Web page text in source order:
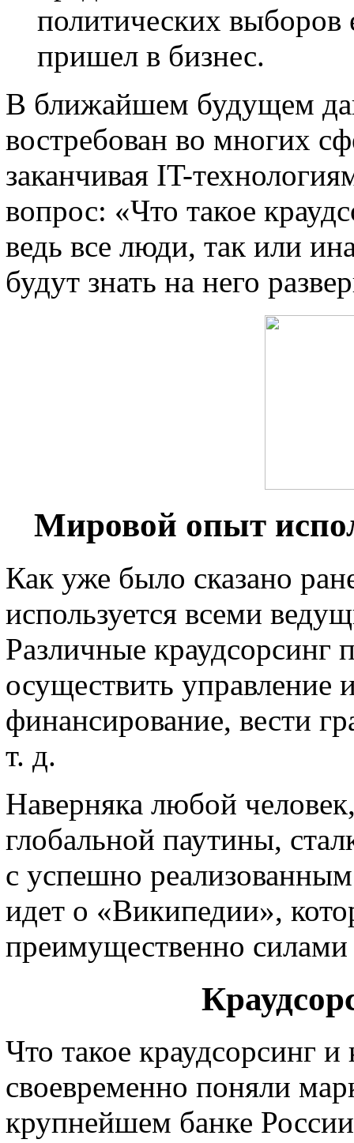
политических выборов
пришел в бизнес.
В ближайшем будущем
востребован во многих
заканчивая IT-
вопрос: «Что такое
ведь все люди, так или
будут знать на него
Мировой опыт
Как уже было сказано
используется всеми
Различные
осуществить управление
финансирование, вести
т. д.
Наверняка любой
глобальной паутины,
с успешно
идет о «Википедии»,
преимущественно силами
Что такое краудсорсинг и
своевременно поняли
крупнейшем банке России